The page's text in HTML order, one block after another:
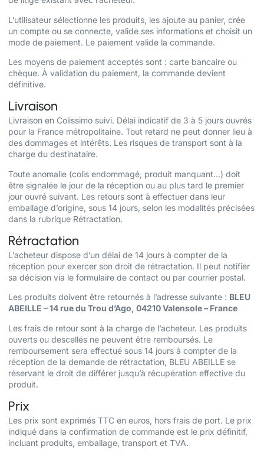
L’utilisateur sélectionne les produits, les ajoute au panier, crée
un compte ou se connecte, valide ses informations et choisit un
mode de paiement. Le paiement valide la commande.
Les moyens de paiement acceptés sont : carte bancaire ou
chèque. À validation du paiement, la commande devient
définitive.
Livraison
Livraison en Colissimo suivi. Délai indicatif de 3 à 5 jours ouvrés
pour la France métropolitaine. Tout retard ne peut donner lieu à
des dommages et intérêts. Les risques de transport sont à la
charge du destinataire.
Toute anomalie (colis endommagé, produit manquant…) doit
être signalée le jour de la réception ou au plus tard le premier
jour ouvré suivant. Les retours sont à effectuer dans leur
emballage d’origine, sous 14 jours, selon les modalités précisées
dans la rubrique Rétractation.
Rétractation
L’acheteur dispose d’un délai de 14 jours à compter de la
réception pour exercer son droit de rétractation. Il peut notifier
sa décision via le formulaire de contact ou par courrier postal.
Les produits doivent être retournés à l’adresse suivante : BLEU
ABEILLE – 14 rue du Trou d’Ago, 04210 Valensole – France
Les frais de retour sont à la charge de l’acheteur. Les produits
ouverts ou descellés ne peuvent être remboursés. Le
remboursement sera effectué sous 14 jours à compter de la
réception de la demande de rétractation, BLEU ABEILLE se
réservant le droit de différer jusqu’à récupération effective du
produit.
Prix
Les prix sont exprimés TTC en euros, hors frais de port. Le prix
indiqué dans la confirmation de commande est le prix définitif,
incluant produits, emballage, transport et TVA.